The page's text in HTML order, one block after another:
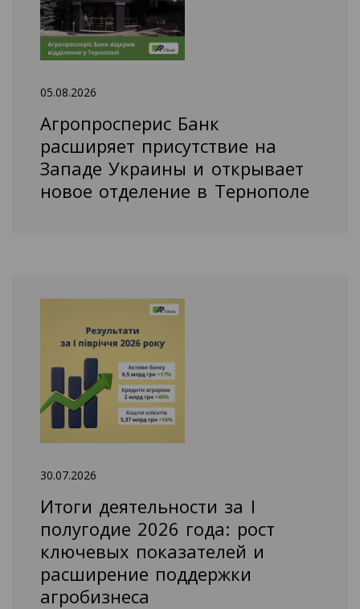
05.08.2026
Агропросперис Банк
расширяет присутствие на
Западе Украины и открывает
новое отделение в Тернополе
30.07.2026
Итоги деятельности за I
полугодие 2026 года: рост
ключевых показателей и
расширение поддержки
агробизнеса